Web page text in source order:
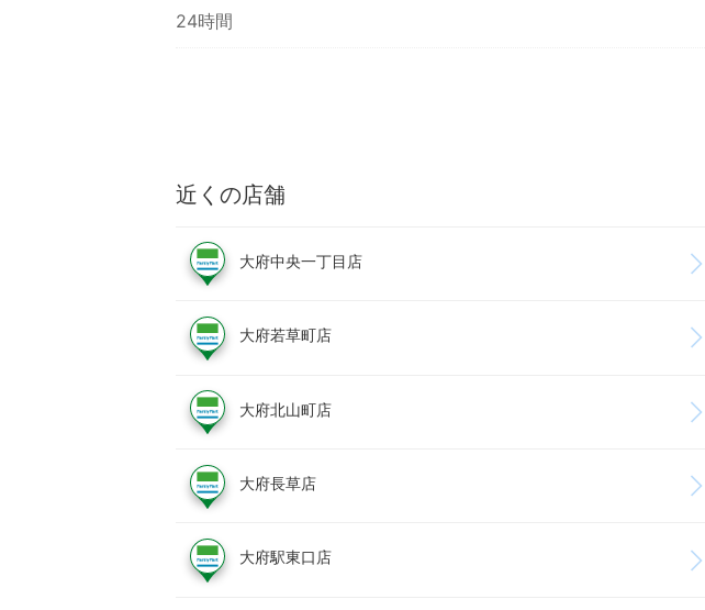
24時間
近くの店舗
大府中央一丁目店
大府若草町店
大府北山町店
大府長草店
大府駅東口店